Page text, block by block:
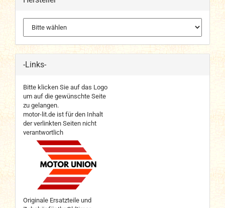
-Links-
Bitte klicken Sie auf das Logo
um auf die gewünschte Seite
zu gelangen.
motor-lit.de ist für den Inhalt
der verlinkten Seiten nicht
verantwortlich
Originale Ersatzteile und